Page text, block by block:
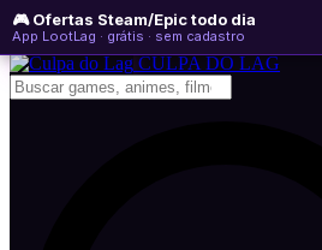
🎮 Ofertas Steam/Epic todo dia
App LootLag · grátis · sem cadastro
segunda-feira, 10 de agosto de 2026
Newsletter
CULPA DO LAG